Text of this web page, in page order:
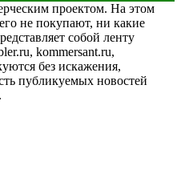
проектом. На этом
не покупают, ни какие
собой ленту
kommersant.ru,
без искажения,
публикуемых новостей